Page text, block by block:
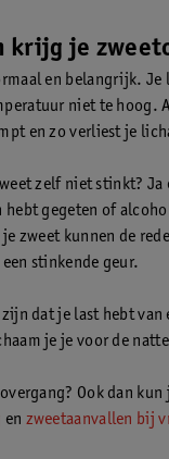
krijg je
en belangrijk.
niet te hoog.
en zo verliest je
zelf niet stinkt?
hebt gegeten of
zweet kunnen de
stinkende geur.
zijn dat je last hebt van
je je voor de
Ook dan
en zweetaanvallen bij